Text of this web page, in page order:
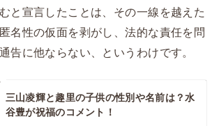
と宣言したことは、その一線を越えた
名性の仮面を剥がし、法的な責任を問
告に他ならない、というわけです。
三山凌輝と趣里の子供の性別や名前は？水
谷豊が祝福のコメント！